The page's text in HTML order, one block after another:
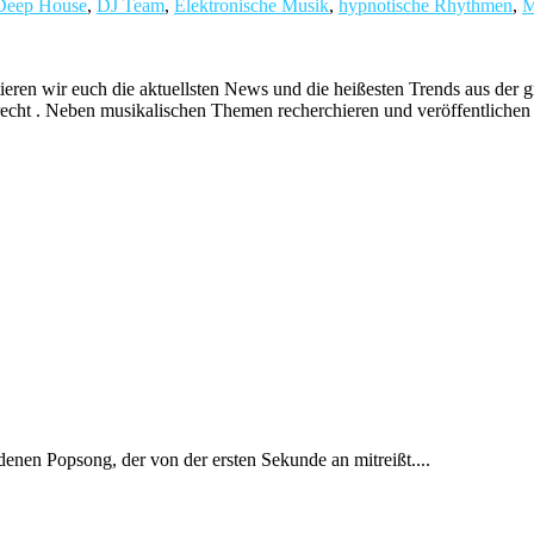
House, DJ Team, Elektronische Musik, hypnotische Rhythmen,
wir euch die aktuellsten News und die heißesten Trends aus
. Neben musikalischen Themen recherchieren und
Popsong, der von der ersten Sekunde an mitreißt....